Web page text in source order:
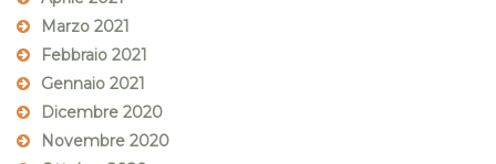
Marzo 2021
Febbraio 2021
Gennaio 2021
Dicembre 2020
Novembre 2020